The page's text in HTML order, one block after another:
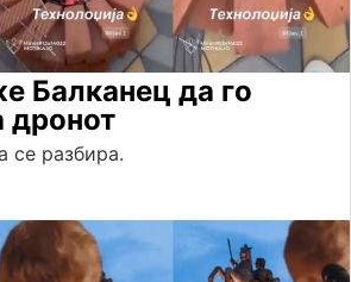
Балканец да го
дронот
се разбира.